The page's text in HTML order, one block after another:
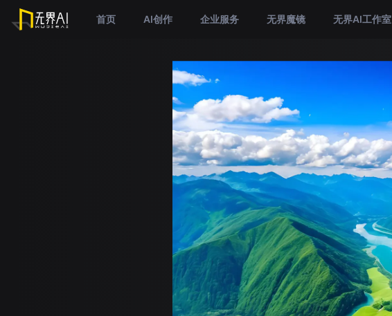
首页 AI创作 企业服务 无界魔镜 无界AI工作室